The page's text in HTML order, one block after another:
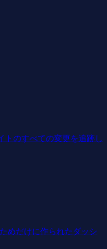
トのすべての変更を追跡し
めだけに作られたダッシ